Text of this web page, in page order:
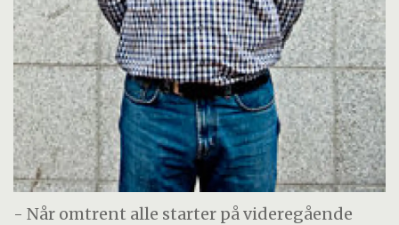
- Når omtrent alle starter på videregående